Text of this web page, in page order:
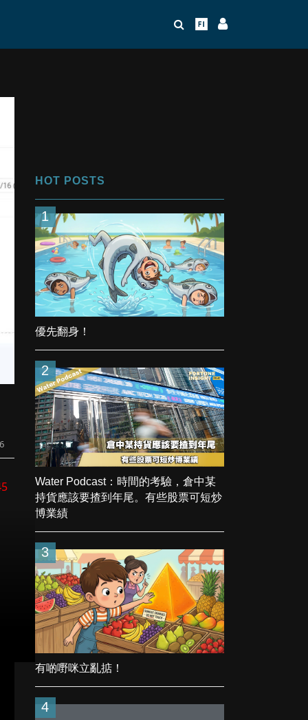
HOT POSTS
1
優先翻身！
2
Water Podcast：時間的考驗，倉中某
持貨應該要揸到年尾。有些股票可短炒
博業績
3
有啲嘢咪立亂掂！
4